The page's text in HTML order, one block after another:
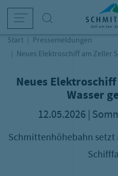
Navigation überspringen
Zum Hauptcontent
Zur Hauptnavigation springen
sr.Table Of Content
Winter am Berg
der Pisten
& Bergrestaurants
Bergsommer
& Sommer-
Sommeraktivitäten
Schifffahrt am Zeller See
& Preise
"Maria Franziska von
Tickets & Preise
Tickets
Service & Aktuelles
Schmitten
Start
Pressemeldungen
Neues Elektroschiff am Zeller
Neues
Wasser
12.05.2026 |
Schmittenhöhebahn